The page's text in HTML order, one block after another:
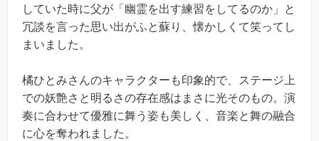
していた時に父が「幽霊を出す練習をしてるのか」と
冗談を言った思い出がふと蘇り、懐かしくて笑ってし
まいました。
橘ひとみさんのキャラクターも印象的で、ステージ上
での妖艶さと明るさの存在感はまさに光そのもの。演
奏に合わせて優雅に舞う姿も美しく、音楽と舞の融合
に心を奪われました。